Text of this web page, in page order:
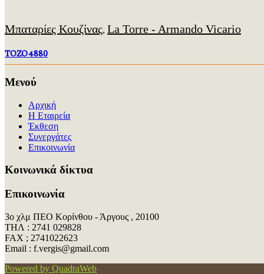
Μπαταρίες Κουζίνας, La Torre - Armando Vicario
TOZO 4880
Μενού
Αρχική
Η Εταιρεία
Έκθεση
Συνεργάτες
Επικοινωνία
Kοινωνικά δίκτυα
Επικοινωνία
3ο χλμ ΠΕΟ Κορίνθου - Άργους , 20100
ΤΗΛ : 2741 029828
FAX ; 2741022623
Εmail : f.vergis@gmail.com
Powered by QuadraWeb